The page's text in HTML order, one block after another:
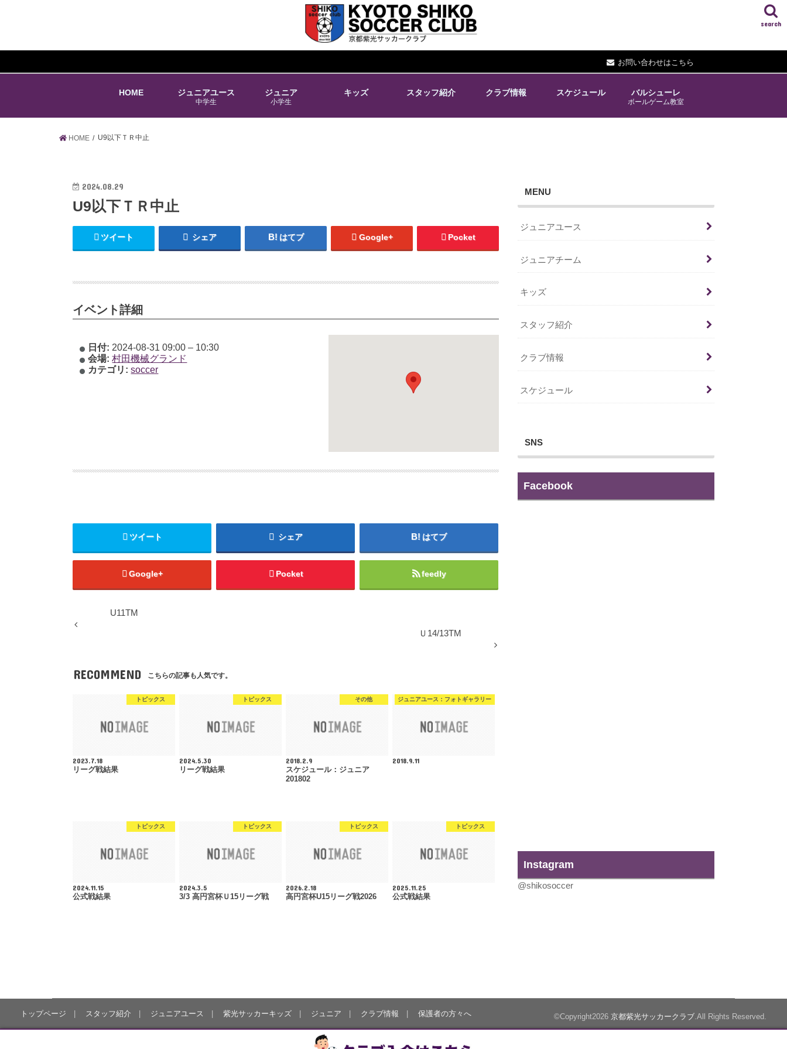
お問い合わせはこちら
search
HOME ジュニアユース
中学生
ジュニア
小学生
キッズ スタッフ紹介 クラブ情報 スケジュール バルシューレ
ボールゲーム教室
HOME U9以下ＴＲ中止
2024.08.29
U9以下ＴＲ中止
ツイート シェア はてブ Google+ Pocket
イベント詳細
日付: 2024-08-31 09:00 – 10:30
会場: 村田機械グランド
カテゴリ: soccer
ツイート シェア はてブ
Google+ Pocket feedly
U11TM
Ｕ14/13TM
RECOMMEND こちらの記事も人気です。
トピックス
2023.7.18
リーグ戦結果
トピックス
2024.5.30
リーグ戦結果
その他
2018.2.9
スケジュール：ジュニア
201802
ジュニアユース：フォトギャラリー
2018.9.11
トピックス
2024.11.15
公式戦結果
トピックス
2024.3.5
3/3 高円宮杯Ｕ15リーグ戦
トピックス
2026.2.18
高円宮杯U15リーグ戦2026
トピックス
2025.11.25
公式戦結果
MENU
ジュニアユース
ジュニアチーム
キッズ
スタッフ紹介
クラブ情報
スケジュール
SNS
Facebook
Instagram
@shikosoccer
トップページ スタッフ紹介 ジュニアユース 紫光サッカーキッズ ジュニア クラブ情報 保護者の方々へ ©Copyright2026 京都紫光サッカークラブ .All Rights Reserved.